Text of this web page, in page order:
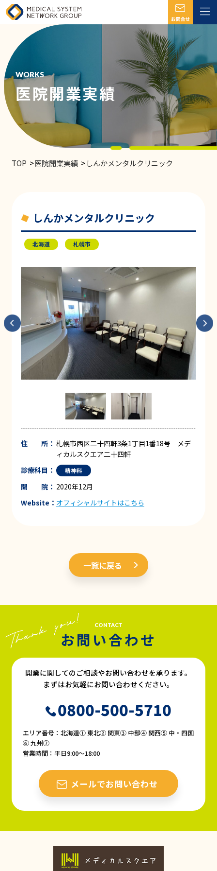
WORKS
医院開業実績
TOP 医院開業実績 しんかメンタルクリニック
しんかメンタルクリニック
北海道 札幌市
住 所： 札幌市西区二十四軒3条1丁目1番18号 メデ
ィカルスクエア二十四軒
診療科目：
精神科
開 院： 2020年12月
Website： オフィシャルサイトはこちら
一覧に戻る
CONTACT
お問い合わせ
開業に関してのご相談やお問い合わせを承ります。
まずはお気軽にお問い合わせください。
0800-500-5710
エリア番号：北海道① 東北② 関東③ 中部④ 関西⑤ 中・四国
⑥ 九州⑦
営業時間：平日9:00〜18:00
メールでお問い合わせ